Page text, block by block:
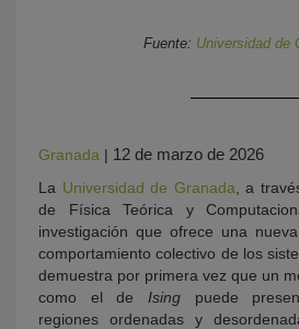
Fuente: Universidad de
Granada | 12 de marzo de 2026
La Universidad de Granada , a
de Física Teórica y
investigación que ofrece una
comportamiento colectivo de los
demuestra por primera vez que un
como el de Ising puede
regiones ordenadas y